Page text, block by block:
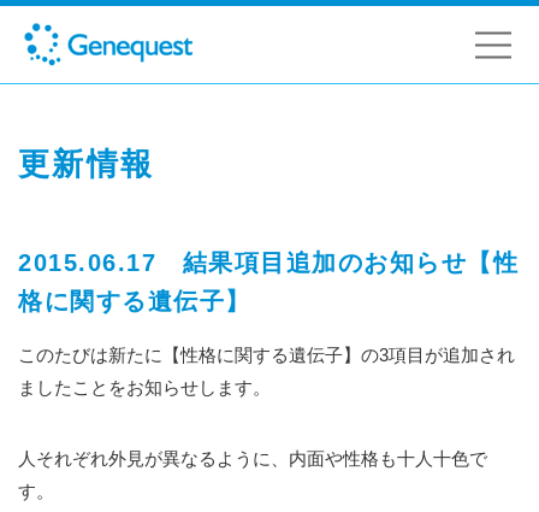
更新情報
2015.06.17 結果項目追加のお知らせ【性
格に関する遺伝子】
このたびは新たに【性格に関する遺伝子】の3項目が追加され
ましたことをお知らせします。
人それぞれ外見が異なるように、内面や性格も十人十色で
す。